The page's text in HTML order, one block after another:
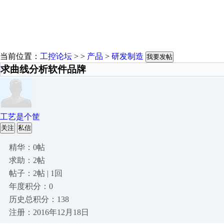
当前位置： 工控论坛 > > 产品 > 研发制造 我要发帖
求曲线分析软件品牌
工艺是个筐
关注 私信
精华：0帖
求助：2帖
帖子：2帖 | 1回
年度积分：0
历史总积分：138
注册：2016年12月18日